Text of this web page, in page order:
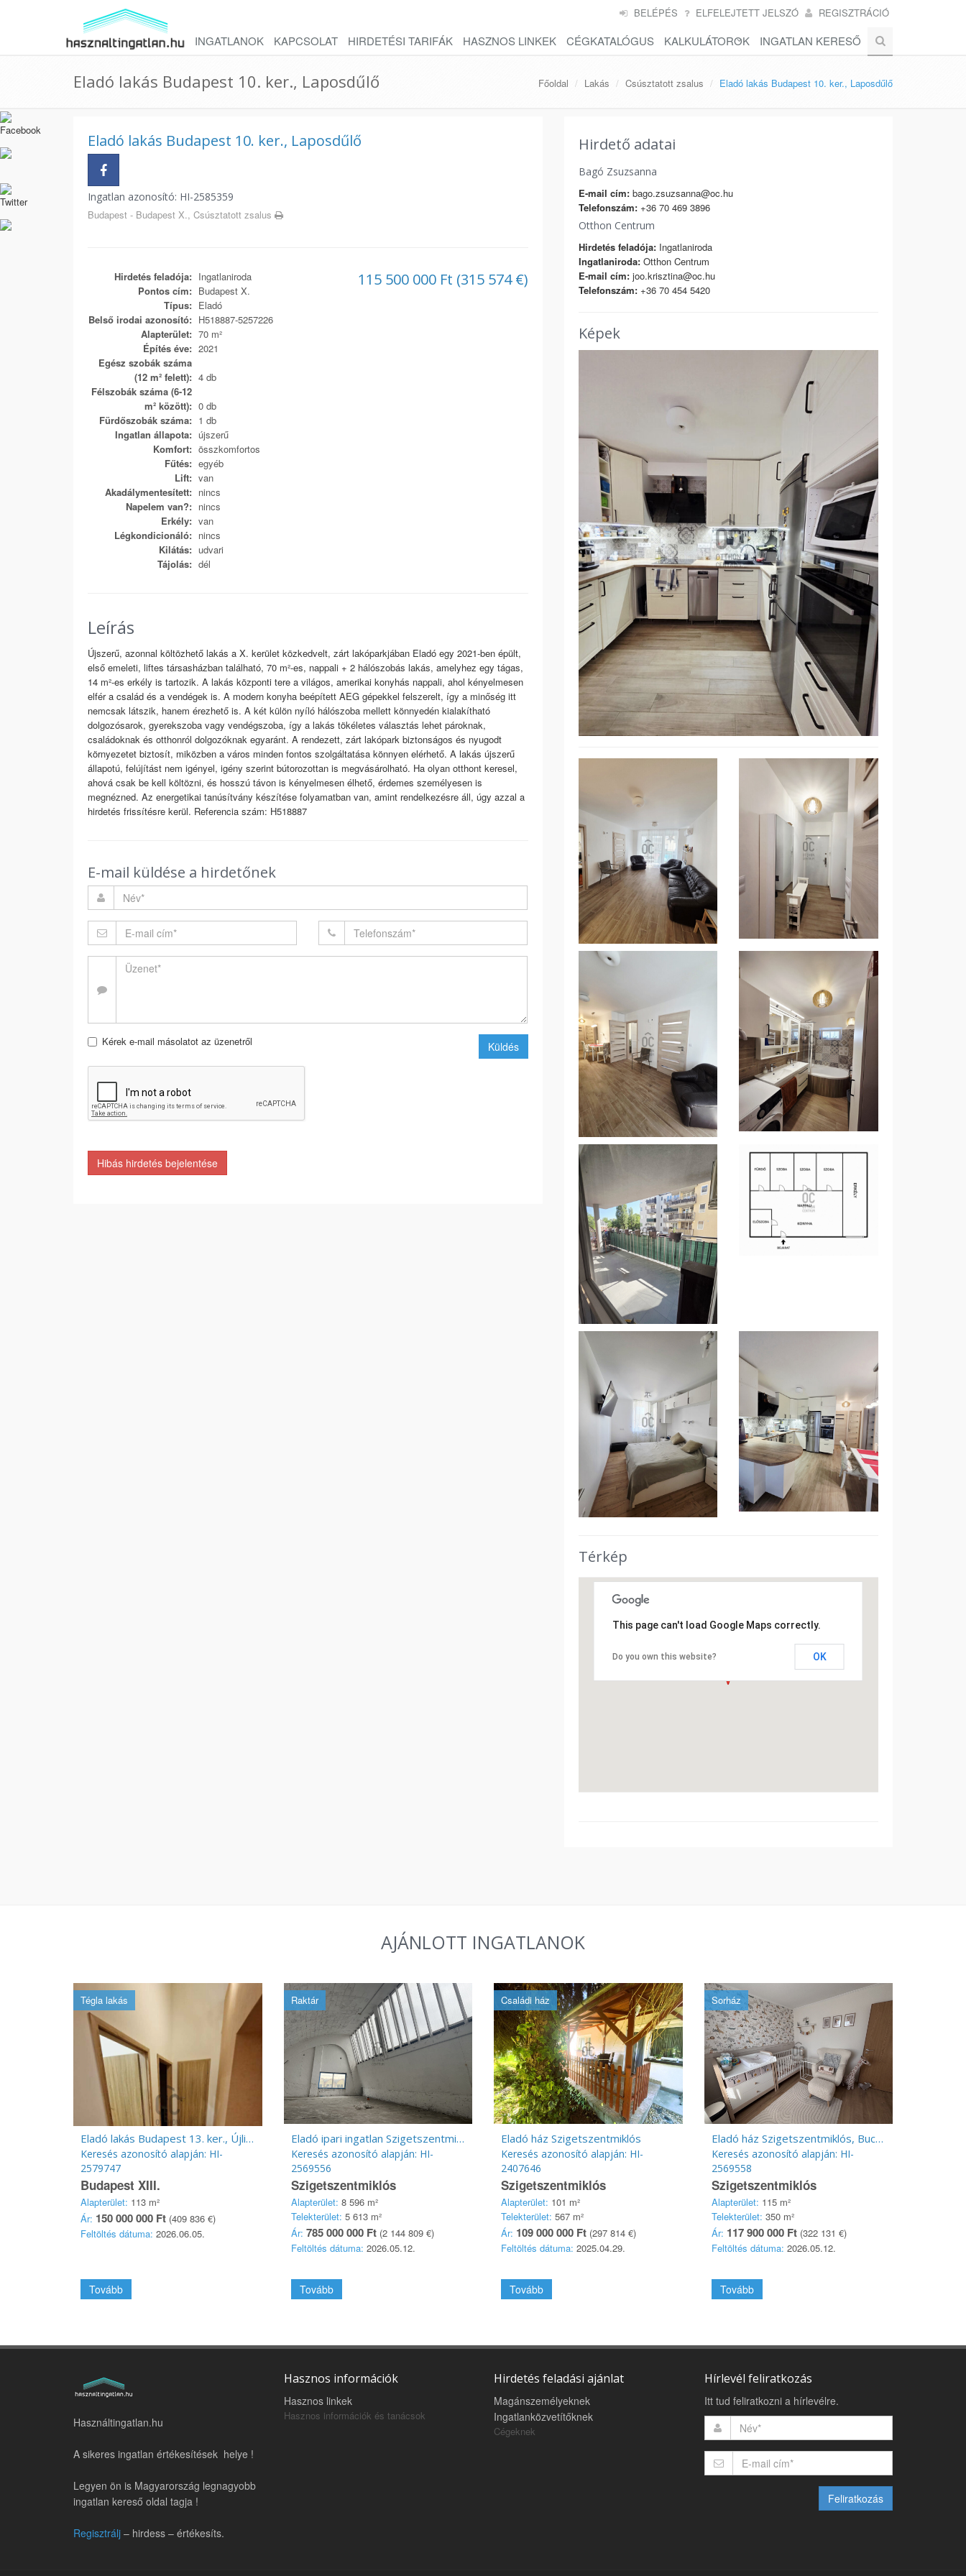
BELÉPÉS ELFELEJTETT JELSZÓ REGISZTRÁCIÓ
INGATLANOK KAPCSOLAT HIRDETÉSI TARIFÁK HASZNOS LINKEK CÉGKATALÓGUS KALKULÁTOROK INGATLAN KERESŐ
Eladó lakás Budapest 10. ker., Laposdűlő Főoldal Lakás Csúsztatott zsalus Eladó lakás Budapest 10. ker., Laposdűlő
Eladó lakás Budapest 10. ker., Laposdűlő
Ingatlan azonosító: HI-2585359
Budapest - Budapest X., Csúsztatott zsalus
115 500 000 Ft (315 574 €)
Hirdetés feladója: Ingatlaniroda
Pontos cím: Budapest X.
Típus: Eladó
Belső irodai azonosító: H518887-5257226
Alapterület: 70 m²
Építés éve: 2021
Egész szobák száma
(12 m² felett): 4 db
Félszobák száma (6-12
m² között): 0 db
Fürdőszobák száma: 1 db
Ingatlan állapota: újszerű
Komfort: összkomfortos
Fűtés: egyéb
Lift: van
Akadálymentesített: nincs
Napelem van?: nincs
Erkély: van
Légkondicionáló: nincs
Kilátás: udvari
Tájolás: dél
Leírás
Újszerű, azonnal költözhető lakás a X. kerület közkedvelt, zárt lakóparkjában Eladó egy 2021-ben épült,
első emeleti, liftes társasházban található, 70 m²-es, nappali + 2 hálószobás lakás, amelyhez egy tágas,
14 m²-es erkély is tartozik. A lakás központi tere a világos, amerikai konyhás nappali, ahol kényelmesen
elfér a család és a vendégek is. A modern konyha beépített AEG gépekkel felszerelt, így a minőség itt
nemcsak látszik, hanem érezhető is. A két külön nyíló hálószoba mellett könnyedén kialakítható
dolgozósarok, gyerekszoba vagy vendégszoba, így a lakás tökéletes választás lehet pároknak,
családoknak és otthonról dolgozóknak egyaránt. A rendezett, zárt lakópark biztonságos és nyugodt
környezetet biztosít, miközben a város minden fontos szolgáltatása könnyen elérhető. A lakás újszerű
állapotú, felújítást nem igényel, igény szerint bútorozottan is megvásárolható. Ha olyan otthont keresel,
ahová csak be kell költözni, és hosszú távon is kényelmesen élhető, érdemes személyesen is
megnézned. Az energetikai tanúsítvány készítése folyamatban van, amint rendelkezésre áll, úgy azzal a
hirdetés frissítésre kerül. Referencia szám: H518887
E-mail küldése a hirdetőnek
Kérek e-mail másolatot az üzenetről Küldés
Hibás hirdetés bejelentése
Hirdető adatai
Bagó Zsuzsanna
E-mail cím:bago.zsuzsanna@oc.hu
Telefonszám:+36 70 469 3896
Otthon Centrum
Hirdetés feladója:Ingatlaniroda
Ingatlaniroda:Otthon Centrum
E-mail cím:joo.krisztina@oc.hu
Telefonszám:+36 70 454 5420
Képek
Térkép
This page can't load Google Maps correctly.
Do you own this website? OK
AJÁNLOTT INGATLANOK
Tégla lakás
Eladó lakás Budapest 13. ker., Újlipótváros
Keresés azonosító alapján: HI-
2579747
Budapest XIII.
Alapterület: 113 m²
Ár: 150 000 000 Ft (409 836 €)
Feltöltés dátuma: 2026.06.05.
Tovább
Raktár
Eladó ipari ingatlan Szigetszentmiklós, Gyártelep
Keresés azonosító alapján: HI-
2569556
Szigetszentmiklós
Alapterület: 8 596 m²
Telekterület: 5 613 m²
Ár: 785 000 000 Ft(2 144 809 €)
Feltöltés dátuma: 2026.05.12.
Tovább
Családi ház
Eladó ház Szigetszentmiklós
Keresés azonosító alapján: HI-
2407646
Szigetszentmiklós
Alapterület: 101 m²
Telekterület: 567 m²
Ár: 109 000 000 Ft (297 814 €)
Feltöltés dátuma: 2025.04.29.
Tovább
Sorház
Eladó ház Szigetszentmiklós, Bucka
Keresés azonosító alapján: HI-
2569558
Szigetszentmiklós
Alapterület: 115 m²
Telekterület: 350 m²
Ár: 117 900 000 Ft(322 131 €)
Feltöltés dátuma: 2026.05.12.
Tovább
Használtingatlan.hu
A sikeres ingatlan értékesítések helye !
Legyen ön is Magyarország legnagyobb
ingatlan kereső oldal tagja !
Regisztrálj – hirdess – értékesíts.
Hasznos információk
Hasznos linkek
Hasznos információk és tanácsok
Hirdetés feladási ajánlat
Magánszemélyeknek
Ingatlanközvetítőknek
Cégeknek
Hírlevél feliratkozás
Itt tud feliratkozni a hírlevélre.
Feliratkozás